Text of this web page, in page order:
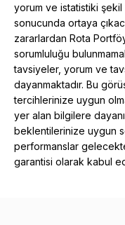
yorum ve istatistiki şekil
sonucunda ortaya
zararlardan Rota
sorumluluğu
tavsiyeler, yorum ve
dayanmaktadır. Bu
tercihlerinize uygun
yer alan bilgilere
beklentilerinize uygun
performanslar
garantisi olarak kabul